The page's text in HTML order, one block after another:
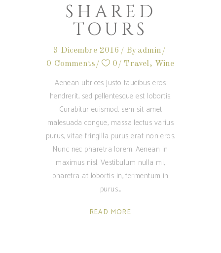
SHARED
TOURS
3 Dicembre 2016 By admin
0 Comments
0 Travel, Wine
Aenean ultrices justo faucibus eros
hendrerit, sed pellentesque est lobortis.
Curabitur euismod, sem sit amet
malesuada congue, massa lectus varius
purus, vitae fringilla purus erat non eros.
Nunc nec pharetra lorem. Aenean in
maximus nisl. Vestibulum nulla mi,
pharetra at lobortis in, fermentum in
purus.
READ MORE